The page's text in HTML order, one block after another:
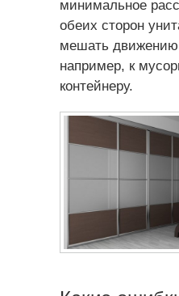
минимальное
обеих сторон
мешать движению
например, к
контейнеру.